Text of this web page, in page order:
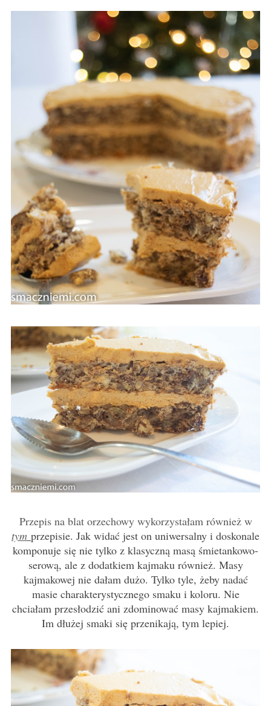
Przepis na blat orzechowy wykorzystałam również w
tym przepisie. Jak widać jest on uniwersalny i doskonale
komponuje się nie tylko z klasyczną masą śmietankowo-
serową, ale z dodatkiem kajmaku również. Masy
kajmakowej nie dałam dużo. Tylko tyle, żeby nadać
masie charakterystycznego smaku i koloru. Nie
chciałam przesłodzić ani zdominować masy kajmakiem.
Im dłużej smaki się przenikają, tym lepiej.